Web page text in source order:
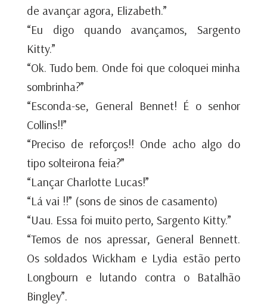
de avançar agora, Elizabeth.”
“Eu digo quando avançamos, Sargento
Kitty.”
“Ok. Tudo bem. Onde foi que coloquei minha
sombrinha?”
“Esconda-se, General Bennet! É o senhor
Collins!!”
“Preciso de reforços!! Onde acho algo do
tipo solteirona feia?”
“Lançar Charlotte Lucas!”
“Lá vai !!” (sons de sinos de casamento)
“Uau. Essa foi muito perto, Sargento Kitty.”
“Temos de nos apressar, General Bennett.
Os soldados Wickham e Lydia estão perto
Longbourn e lutando contra o Batalhão
Bingley”.